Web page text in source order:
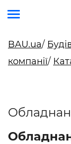
BAU.ua/
компанії/